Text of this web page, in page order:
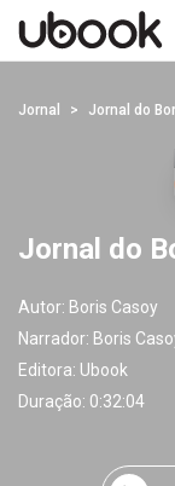
Jornal Jornal do
Jornal do
Autor: Boris Casoy
Narrador: Boris
Editora: Ubook
Duração: 0:32:04